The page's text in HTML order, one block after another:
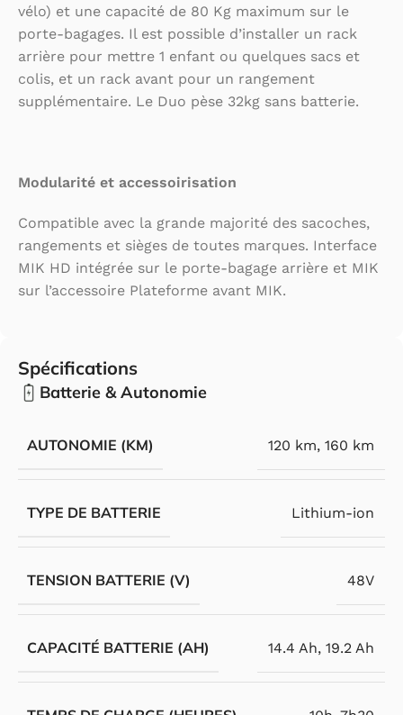
vélo) et une capacité de 80 Kg maximum sur le
porte-bagages. Il est possible d’installer un rack
arrière pour mettre 1 enfant ou quelques sacs et
colis, et un rack avant pour un rangement
supplémentaire. Le Duo pèse 32kg sans batterie.
Modularité et accessoirisation
Compatible avec la grande majorité des sacoches,
rangements et sièges de toutes marques. Interface
MIK HD intégrée sur le porte-bagage arrière et MIK
sur l’accessoire Plateforme avant MIK.
Spécifications
Batterie & Autonomie
AUTONOMIE (KM) 120 km, 160 km
TYPE DE BATTERIE Lithium-ion
TENSION BATTERIE (V) 48V
CAPACITÉ BATTERIE (AH) 14.4 Ah, 19.2 Ah